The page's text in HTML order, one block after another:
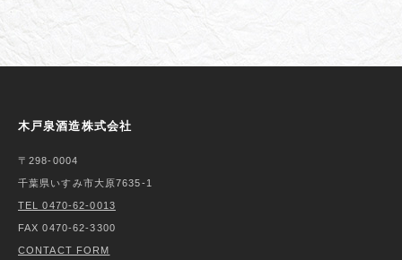
木戸泉酒造株式会社
〒298-0004
千葉県いすみ市大原7635-1
TEL 0470-62-0013
FAX 0470-62-3300
CONTACT FORM